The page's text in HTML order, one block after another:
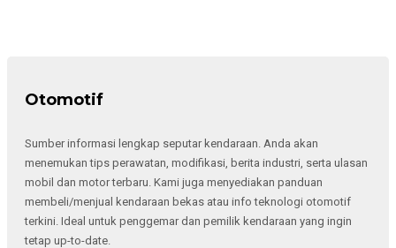
Otomotif
Sumber informasi lengkap seputar kendaraan. Anda akan
menemukan tips perawatan, modifikasi, berita industri, serta ulasan
mobil dan motor terbaru. Kami juga menyediakan panduan
membeli/menjual kendaraan bekas atau info teknologi otomotif
terkini. Ideal untuk penggemar dan pemilik kendaraan yang ingin
tetap up-to-date.